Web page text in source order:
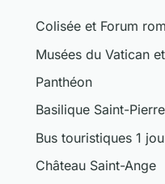
Colisée et Forum
Musées du Vatican
Panthéon
Basilique Saint-
Bus touristiques 1
Château Saint-Ange